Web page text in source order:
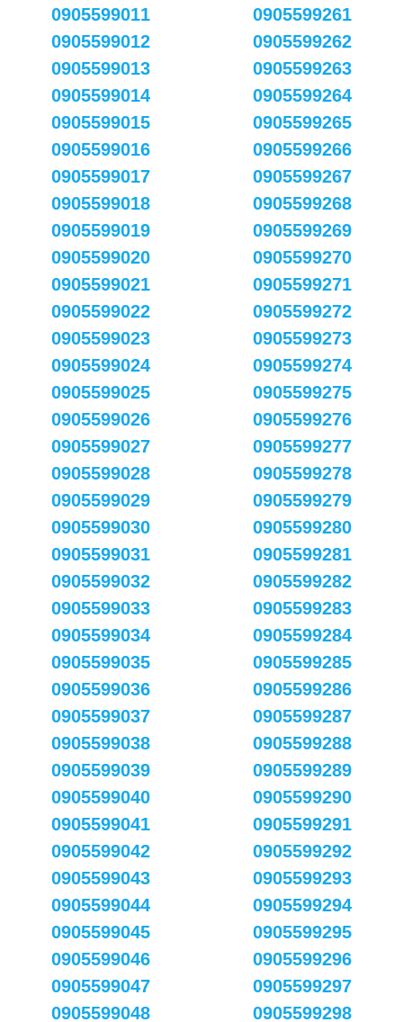
0905599011
0905599012
0905599013
0905599014
0905599015
0905599016
0905599017
0905599018
0905599019
0905599020
0905599021
0905599022
0905599023
0905599024
0905599025
0905599026
0905599027
0905599028
0905599029
0905599030
0905599031
0905599032
0905599033
0905599034
0905599035
0905599036
0905599037
0905599038
0905599039
0905599040
0905599041
0905599042
0905599043
0905599044
0905599045
0905599046
0905599047
0905599048
0905599261
0905599262
0905599263
0905599264
0905599265
0905599266
0905599267
0905599268
0905599269
0905599270
0905599271
0905599272
0905599273
0905599274
0905599275
0905599276
0905599277
0905599278
0905599279
0905599280
0905599281
0905599282
0905599283
0905599284
0905599285
0905599286
0905599287
0905599288
0905599289
0905599290
0905599291
0905599292
0905599293
0905599294
0905599295
0905599296
0905599297
0905599298